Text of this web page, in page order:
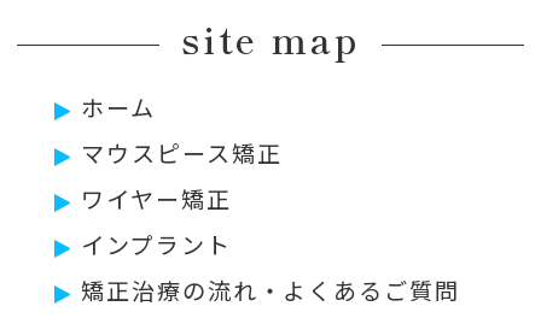
site map
ホーム
マウスピース矯正
ワイヤー矯正
インプラント
矯正治療の流れ・よくあるご質問